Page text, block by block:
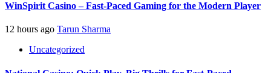
WinSpirit Casino – Fast‑Paced Gaming for the Modern Player
12 hours ago Tarun Sharma
Uncategorized